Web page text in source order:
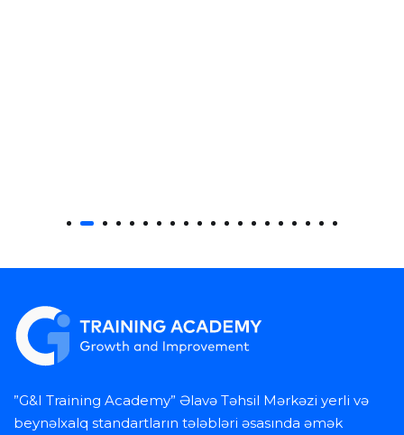
”G&I Training Academy” Əlavə Təhsil Mərkəzi yerli və
beynəlxalq standartların tələbləri əsasında əmək